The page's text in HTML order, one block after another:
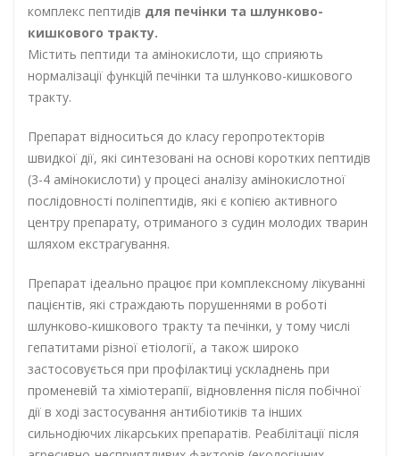
комплекс пептидів для печінки та шлунково-
кишкового тракту.
Містить пептиди та амінокислоти, що сприяють
нормалізації функцій печінки та шлунково-кишкового
тракту.
Препарат відноситься до класу геропротекторів
швидкої дії, які синтезовані на основі коротких пептидів
(3-4 амінокислоти) у процесі аналізу амінокислотної
послідовності поліпептидів, які є копією активного
центру препарату, отриманого з судин молодих тварин
шляхом екстрагування.
Препарат ідеально працює при комплексному лікуванні
пацієнтів, які страждають порушеннями в роботі
шлунково-кишкового тракту та печінки, у тому числі
гепатитами різної етіології, а також широко
застосовується при профілактиці ускладнень при
променевій та хіміотерапії, відновлення після побічної
дії в ході застосування антибіотиків та інших
сильнодіючих лікарських препаратів. Реабілітації після